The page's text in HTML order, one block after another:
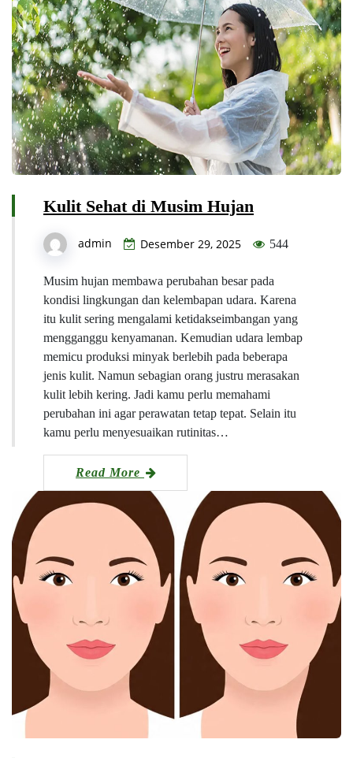
Kulit Sehat di Musim Hujan
admin Desember 29, 2025 544
Musim hujan membawa perubahan besar pada
kondisi lingkungan dan kelembapan udara. Karena
itu kulit sering mengalami ketidakseimbangan yang
mengganggu kenyamanan. Kemudian udara lembap
memicu produksi minyak berlebih pada beberapa
jenis kulit. Namun sebagian orang justru merasakan
kulit lebih kering. Jadi kamu perlu memahami
perubahan ini agar perawatan tetap tepat. Selain itu
kamu perlu menyesuaikan rutinitas…
Read More